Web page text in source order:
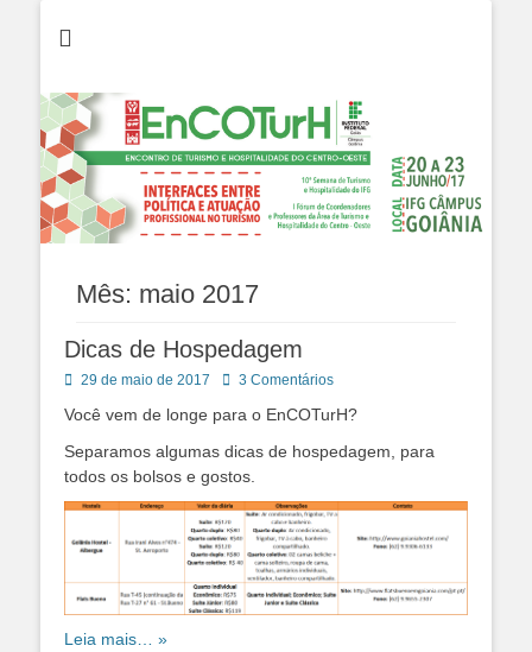
Turismo e
Hospitalidade do
Centro Oeste -
Câmpus Goiânia
Mês: maio 2017
Dicas de Hospedagem
Posted
29 de maio de 2017 3 Comentários
Você vem de longe para o EnCOTurH?
Separamos algumas dicas de hospedagem, para
todos os bolsos e gostos.
Leia mais… »